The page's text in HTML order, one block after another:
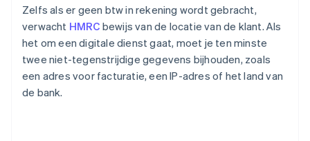
Zelfs als er geen btw in rekening wordt gebracht,
verwacht HMRC bewijs van de locatie van de klant. Als
het om een digitale dienst gaat, moet je ten minste
twee niet-tegenstrijdige gegevens bijhouden, zoals
een adres voor facturatie, een IP-adres of het land van
de bank.